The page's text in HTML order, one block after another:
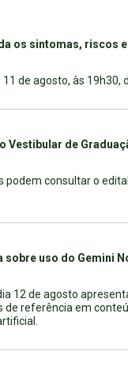
os sintomas, riscos
de agosto, às 19h30,
Vestibular de
podem consultar o
sobre uso do Gemini
12 de agosto
referência em